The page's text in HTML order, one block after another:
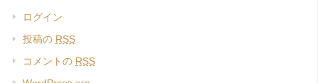
ログイン
投稿の RSS
コメントの RSS